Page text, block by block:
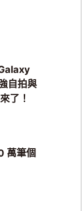
自拍與
了！
萬筆個